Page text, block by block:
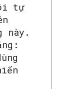
tự
này.